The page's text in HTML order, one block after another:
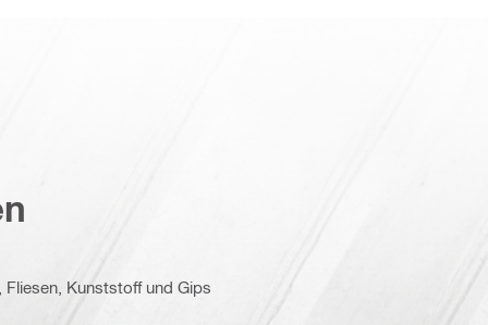
Fliesen, Kunststoff und Gips